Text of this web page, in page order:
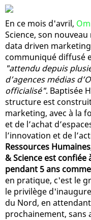
En ce mois d'avril,
Science, son
data driven
communiqué diffusé
"attendu depuis
d’agences médias
officialisé". Baptisée
structure est
marketing, avec à la
et de l’achat
l’innovation et de
Ressources
& Science est
pendant 5 ans
en pratique, c'est le
le privilège
du Nord, en
prochainement, sans